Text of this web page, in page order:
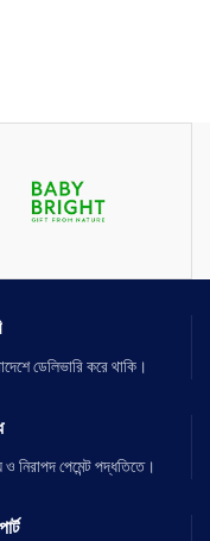
ডেলিভারি করে থাকি।
নিরাপদ পেমেন্ট পদ্ধতিতে।